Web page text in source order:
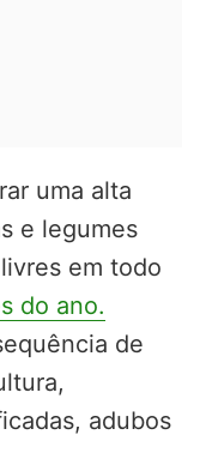
uma alta
e legumes
em todo
do ano.
de
adubos